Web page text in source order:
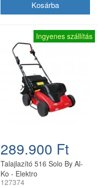
Ingyenes szállítás
289.900 Ft
Talajlazító 516 Solo By Al-
Ko - Elektro
127374